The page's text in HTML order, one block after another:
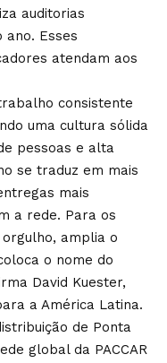
auditorias
ano. Esses
atendam aos
consistente
uma cultura sólida
pessoas e alta
se traduz em mais
mais
a rede. Para os
amplia o
o nome do
David Kuester,
a América Latina.
de Ponta
global da PACCAR